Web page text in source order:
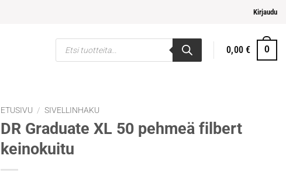
Kirjaudu
Products
search
0,00€ 0
ETUSIVU / SIVELLINHAKU
DR Graduate XL 50 pehmeä filbert
keinokuitu